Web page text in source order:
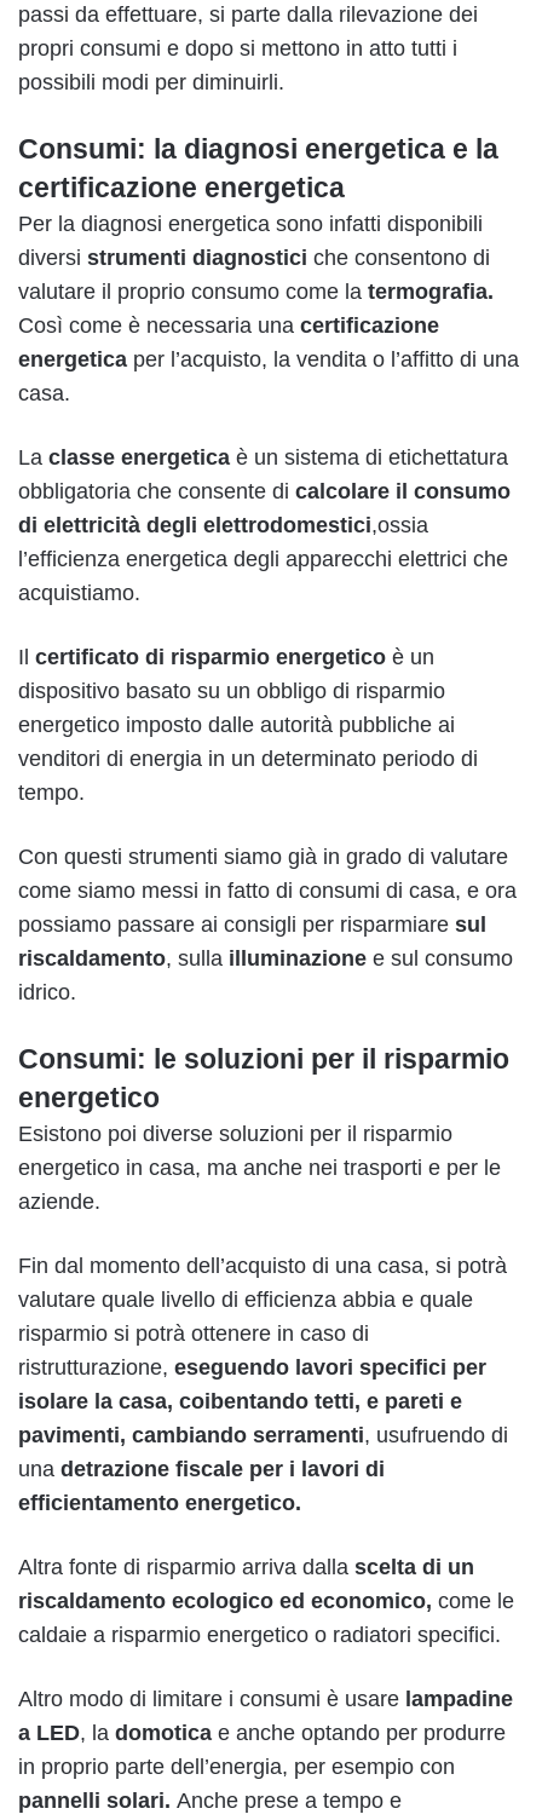
passi da effettuare, si parte dalla rilevazione dei
propri consumi e dopo si mettono in atto tutti i
possibili modi per diminuirli.
Consumi: la diagnosi energetica e la
certificazione energetica
Per la diagnosi energetica sono infatti disponibili
diversi strumenti diagnostici che consentono di
valutare il proprio consumo come la termografia.
Così come è necessaria una certificazione
energetica per l’acquisto, la vendita o l’affitto di una
casa.
La classe energetica è un sistema di etichettatura
obbligatoria che consente di calcolare il consumo
di elettricità degli elettrodomestici,ossia
l’efficienza energetica degli apparecchi elettrici che
acquistiamo.
Il certificato di risparmio energetico è un
dispositivo basato su un obbligo di risparmio
energetico imposto dalle autorità pubbliche ai
venditori di energia in un determinato periodo di
tempo.
Con questi strumenti siamo già in grado di valutare
come siamo messi in fatto di consumi di casa, e ora
possiamo passare ai consigli per risparmiare sul
riscaldamento, sulla illuminazione e sul consumo
idrico.
Consumi: le soluzioni per il risparmio
energetico
Esistono poi diverse soluzioni per il risparmio
energetico in casa, ma anche nei trasporti e per le
aziende.
Fin dal momento dell’acquisto di una casa, si potrà
valutare quale livello di efficienza abbia e quale
risparmio si potrà ottenere in caso di
ristrutturazione, eseguendo lavori specifici per
isolare la casa, coibentando tetti, e pareti e
pavimenti, cambiando serramenti, usufruendo di
una detrazione fiscale per i lavori di
efficientamento energetico.
Altra fonte di risparmio arriva dalla scelta di un
riscaldamento ecologico ed economico, come le
caldaie a risparmio energetico o radiatori specifici.
Altro modo di limitare i consumi è usare lampadine
a LED, la domotica e anche optando per produrre
in proprio parte dell’energia, per esempio con
pannelli solari. Anche prese a tempo e